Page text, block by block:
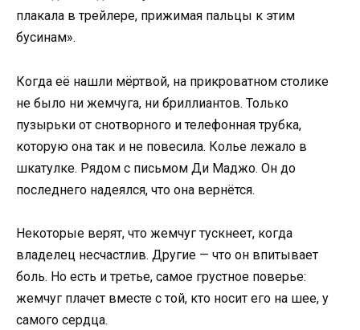
плакала в трейлере, прижимая пальцы к этим
бусинам».
Когда её нашли мёртвой, на прикроватном столике
не было ни жемчуга, ни бриллиантов. Только
пузырьки от снотворного и телефонная трубка,
которую она так и не повесила. Колье лежало в
шкатулке. Рядом с письмом Ди Маджо. Он до
последнего надеялся, что она вернётся.
Некоторые верят, что жемчуг тускнеет, когда
владелец несчастлив. Другие — что он впитывает
боль. Но есть и третье, самое грустное поверье:
жемчуг плачет вместе с той, кто носит его на шее, у
самого сердца.